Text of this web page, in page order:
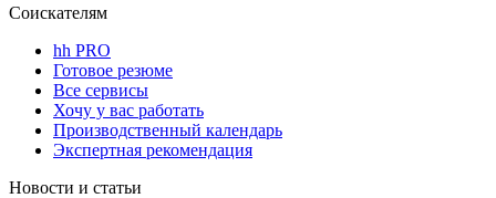
Соискателям
hh PRO
Готовое резюме
Все сервисы
Хочу у вас работать
Производственный календарь
Экспертная рекомендация
Новости и статьи